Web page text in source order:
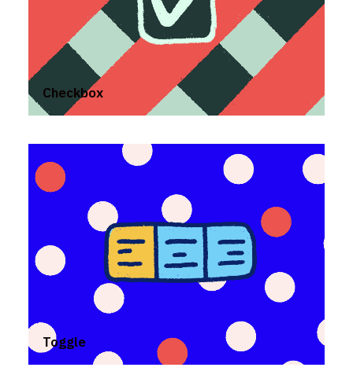
Checkbox
Toggle